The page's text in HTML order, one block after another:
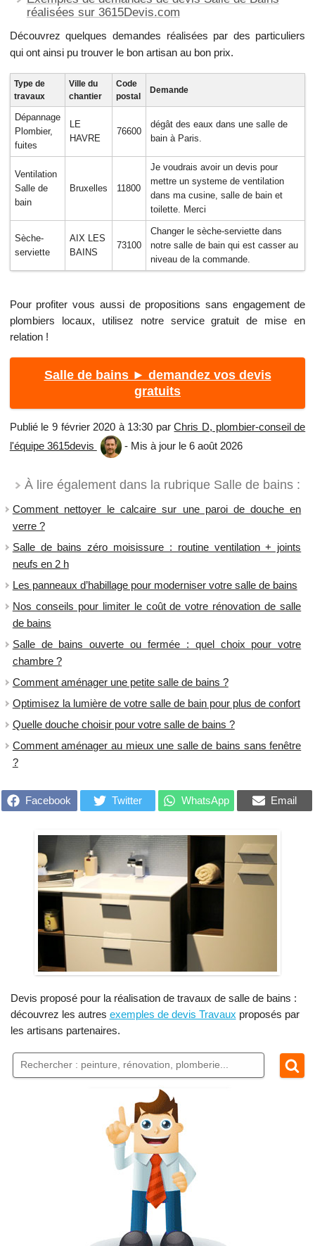
réalisées sur 3615Devis.com
Découvrez quelques demandes réalisées par des particuliers
qui ont ainsi pu trouver le bon artisan au bon prix.
Type de
travaux
Ville du
chantier
Code
postal
Demande
Dépannage
Plombier,
fuites
LE
HAVRE
76600
dégât des eaux dans une salle de
bain à Paris.
Ventilation
Salle de
bain
Bruxelles 11800
Je voudrais avoir un devis pour
mettre un systeme de ventilation
dans ma cusine, salle de bain et
toilette. Merci
Sèche-
serviette
AIX LES
BAINS
73100
Changer le sèche-serviette dans
notre salle de bain qui est casser au
niveau de la commande.
Pour profiter vous aussi de propositions sans engagement de
plombiers locaux, utilisez notre service gratuit de mise en
relation !
Salle de bains ► demandez vos devis
gratuits
Publié le 9 février 2020 à 13:30 parChris D, plombier-conseil de
l'équipe 3615devis
- Mis à jour le 6 août 2026
À lire également dans la rubrique Salle de bains :
Comment nettoyer le calcaire sur une paroi de douche en
verre ?
Salle de bains zéro moisissure : routine ventilation + joints
neufs en 2 h
Les panneaux d’habillage pour moderniser votre salle de bains
Nos conseils pour limiter le coût de votre rénovation de salle
de bains
Salle de bains ouverte ou fermée : quel choix pour votre
chambre ?
​Comment aménager une petite salle de bains ?
Optimisez la lumière de votre salle de bain pour plus de confort
Quelle douche choisir pour votre salle de bains ?
Comment aménager au mieux une salle de bains sans fenêtre
?
Facebook Twitter WhatsApp Email
Devis proposé pour la réalisation de travaux de salle de bains :
découvrez les autres exemples de devis Travaux proposés par
les artisans partenaires.